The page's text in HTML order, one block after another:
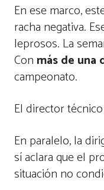
En ese marco,
racha negativa.
leprosos. La
Con más de una
campeonato.
El director
En paralelo, la
sí aclara que el
situación no